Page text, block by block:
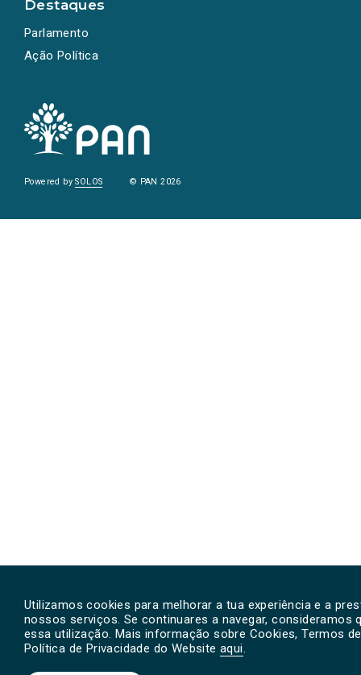
Utilizamos cookies para melhorar a tua experiência e a
nossos serviços. Se continuares a navegar, consideramos
essa utilização. Mais informação sobre Cookies, Termos
Política de Privacidade do Website aqui.
Destaques
Parlamento
Ação Política
Powered bySOLOS © PAN 2026